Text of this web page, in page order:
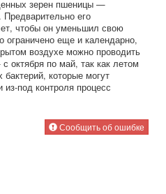
зерен пшеницы —
его
чтобы он уменьшил свою
ограничено еще и календарно,
воздухе можно проводить
октября по май, так как летом
бактерий, которые могут
из-под контроля процесс
Сообщить об ошибке